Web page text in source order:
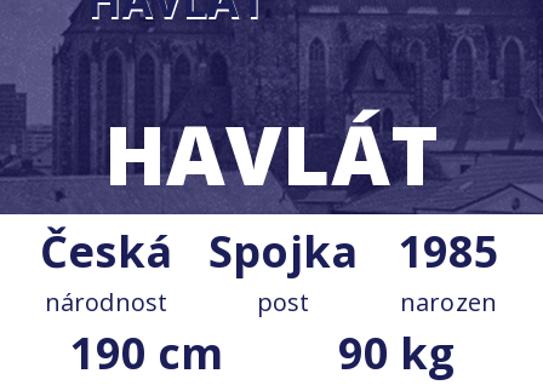
HAVLÁT
Česká
národnost
Spojka
post
1985
narozen
190 cm 90 kg